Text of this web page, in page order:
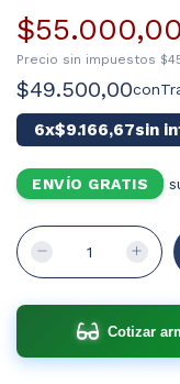
$55.000,00
Precio sin impuestos
$49.500,00con
6x$9.166,67sin
ENVÍO GRATIS
Cotizar